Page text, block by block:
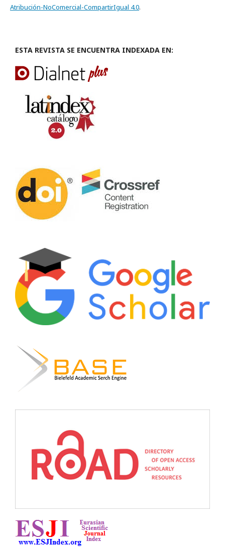
Atribución-NoComercial-CompartirIgual 4.0.
ESTA REVISTA SE ENCUENTRA INDEXADA EN: